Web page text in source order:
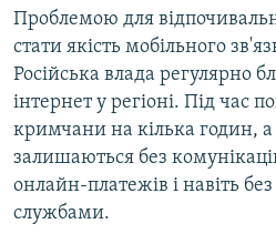
Проблемою для
стати якість мобільного
Російська влада регулярно
інтернет у регіоні. Під час
кримчани на кілька годин, а
залишаються без
онлайн-платежів і навіть
службами.